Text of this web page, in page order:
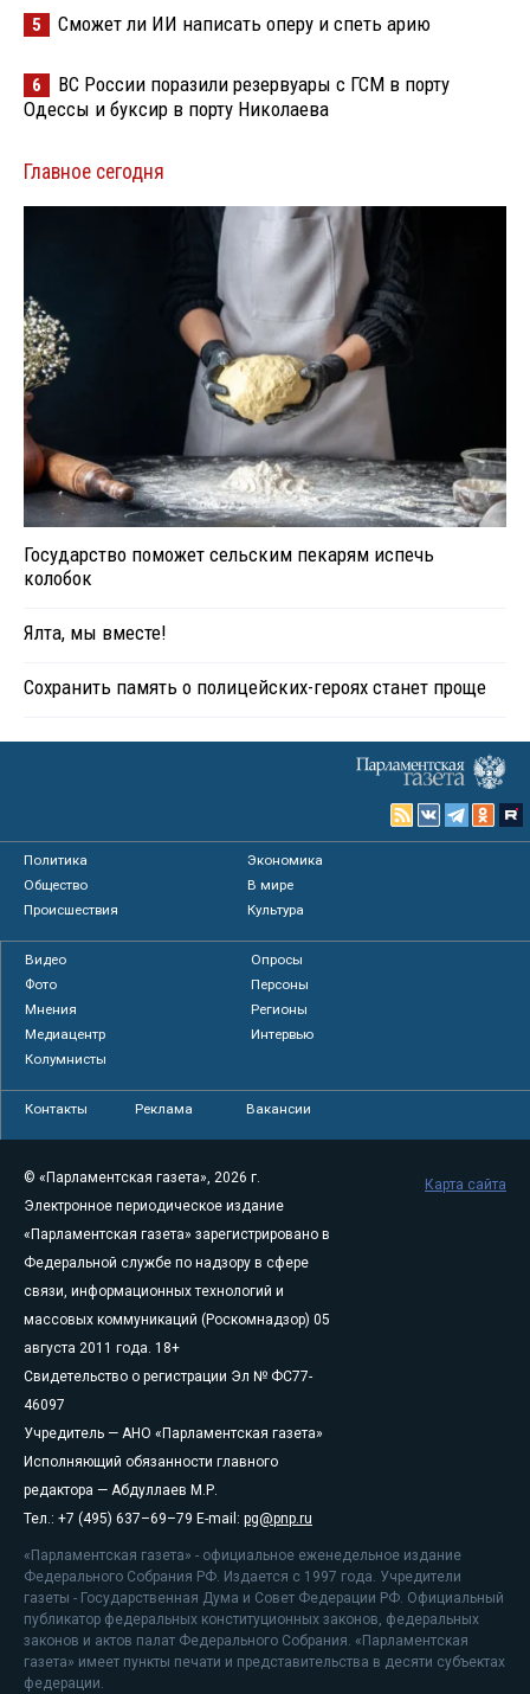
5 Сможет ли ИИ написать оперу и спеть арию
6
ВС России поразили резервуары с ГСМ в порту
Одессы и буксир в порту Николаева
Главное сегодня
Государство поможет сельским пекарям испечь
колобок
Ялта, мы вместе!
Сохранить память о полицейских-героях станет проще
Политика
Экономика
Общество
В мире
Происшествия
Культура
Видео
Опросы
Фото
Персоны
Мнения
Регионы
Медиацентр
Интервью
Колумнисты
Контакты Реклама Вакансии
© «Парламентская газета», 2026 г.
Электронное периодическое издание
«Парламентская газета» зарегистрировано в
Федеральной службе по надзору в сфере
связи, информационных технологий и
массовых коммуникаций (Роскомнадзор) 05
августа 2011 года. 18+
Свидетельство о регистрации Эл № ФС77-
46097
Учредитель — АНО «Парламентская газета»
Исполняющий обязанности главного
редактора — Абдуллаев М.Р.
Тел.: +7 (495) 637–69–79 E-mail: pg@pnp.ru
«Парламентская газета» - официальное еженедельное издание
Федерального Собрания РФ. Издается с 1997 года. Учредители
газеты - Государственная Дума и Совет Федерации РФ. Официальный
публикатор федеральных конституционных законов, федеральных
законов и актов палат Федерального Собрания. «Парламентская
газета» имеет пункты печати и представительства в десяти субъектах
федерации.
Карта сайта